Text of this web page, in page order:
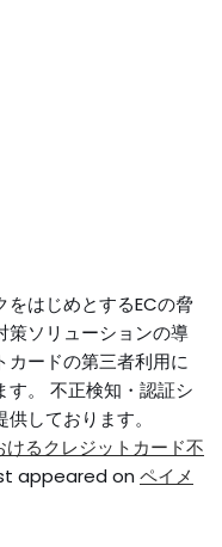
はじめとするECの脅
策ソリューションの導
カードの第三者利用に
す。 不正検知・認証シ
しております。
けるクレジットカード不
appeared on ペイメ